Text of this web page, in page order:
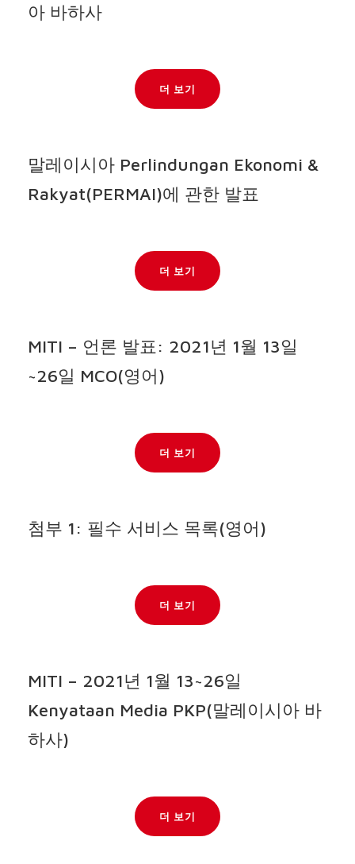
아 바하사
더 보기
말레이시아 Perlindungan Ekonomi &
Rakyat(PERMAI)에 관한 발표
더 보기
MITI – 언론 발표: 2021년 1월 13일
~26일 MCO(영어)
더 보기
첨부 1: 필수 서비스 목록(영어)
더 보기
MITI – 2021년 1월 13~26일
Kenyataan Media PKP(말레이시아 바
하사)
더 보기